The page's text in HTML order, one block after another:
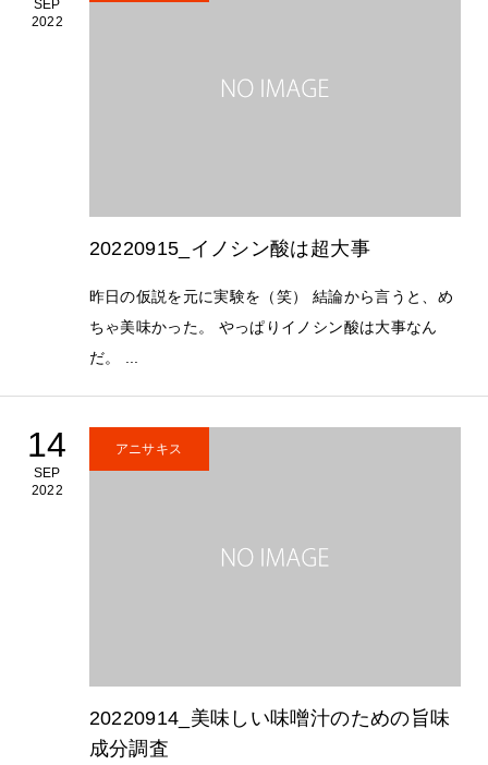
SEP
2022
20220915_イノシン酸は超大事
昨日の仮説を元に実験を（笑） 結論から言うと、め
ちゃ美味かった。 やっぱりイノシン酸は大事なん
だ。 ...
14
SEP
2022
アニサキス
20220914_美味しい味噌汁のための旨味
成分調査